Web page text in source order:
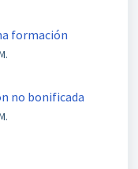
formación
no bonificada